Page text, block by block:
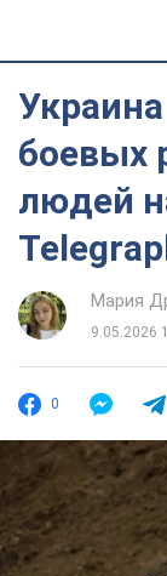
боевых
людей
Мария
9.05.2026
0